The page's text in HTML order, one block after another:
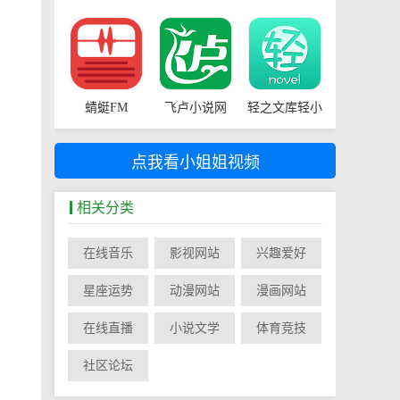
蜻蜓FM 飞卢小说网 轻之文库轻小
说
点我看小姐姐视频
相关分类
在线音乐 影视网站 兴趣爱好
星座运势 动漫网站 漫画网站
在线直播 小说文学 体育竞技
社区论坛